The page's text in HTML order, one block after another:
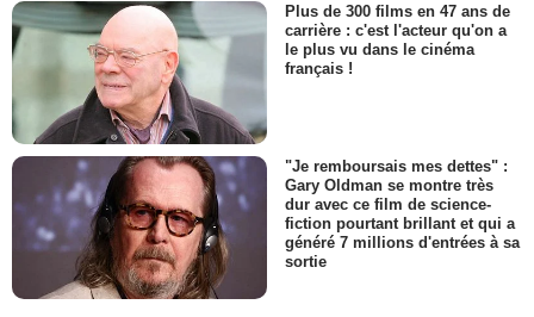
Plus de 300 films en 47 ans de
carrière : c'est l'acteur qu'on a
le plus vu dans le cinéma
français !
"Je remboursais mes dettes" :
Gary Oldman se montre très
dur avec ce film de science-
fiction pourtant brillant et qui a
généré 7 millions d'entrées à sa
sortie